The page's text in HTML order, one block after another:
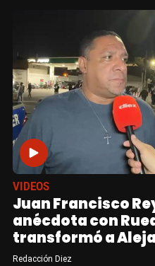
VIDEOS
Juan Francisco
anécdota con
transformó a
Redacción Diez